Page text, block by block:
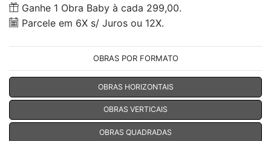
Ganhe 1 Obra Baby à cada 299,00.
Parcele em 6X s/ Juros ou 12X.
OBRAS POR FORMATO
OBRAS HORIZONTAIS
OBRAS VERTICAIS
OBRAS QUADRADAS